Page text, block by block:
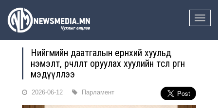
Toggle
Нийгмийн даатгалын ерөнхий хуульд
нэмэлт, өөрчлөлт оруулах хуулийн төсөл өргөн
мэдүүллээ
2026-06-12 Парламент